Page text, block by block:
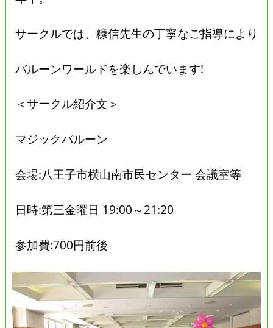
サークルでは、糠信先生の丁寧なご指導により
バルーンワールドを楽しんでいます!
＜サークル紹介文＞
マジックバルーン
会場:八王子市横山南市民センター 会議室等
日時:第三金曜日 19:00～21:20
参加費:700円前後